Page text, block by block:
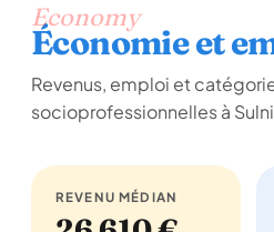
Economy
Économie et
Revenus, emploi et
socioprofessionnelles à
REVENU MÉDIAN